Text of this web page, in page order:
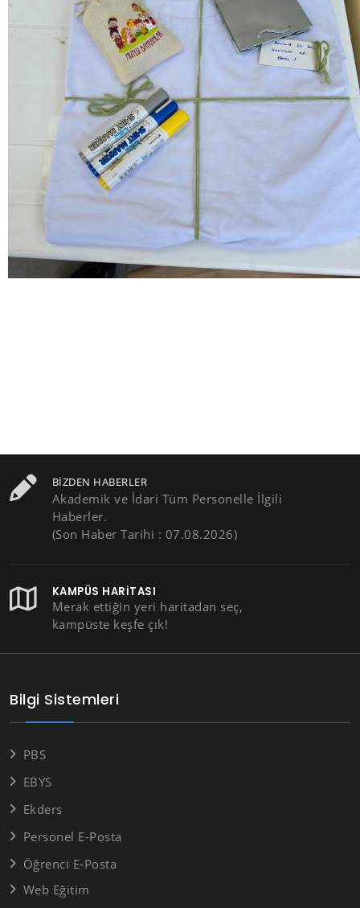
BIZDEN HABERLER
Akademik ve İdari Tüm Personelle İlgili
Haberler.
(Son Haber Tarihi : 07.08.2026)
KAMPÜS HARITASI
Merak ettiğin yeri haritadan seç,
kampüste keşfe çık!
Bilgi Sistemleri
PBS
EBYS
Ekders
Personel E-Posta
Öğrenci E-Posta
Web Eğitim